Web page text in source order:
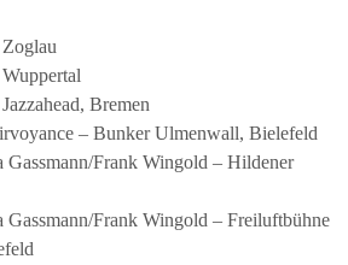
Bremen
– Bunker Ulmenwall, Bielefeld
Frank Wingold – Hildener
Frank Wingold – Freiluftbühne